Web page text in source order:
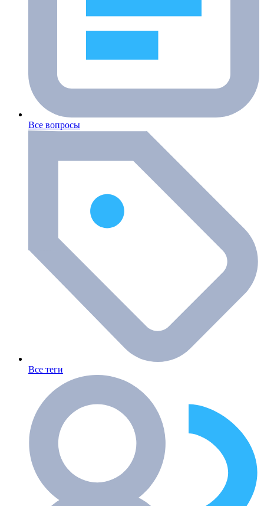
Все вопросы
Все теги